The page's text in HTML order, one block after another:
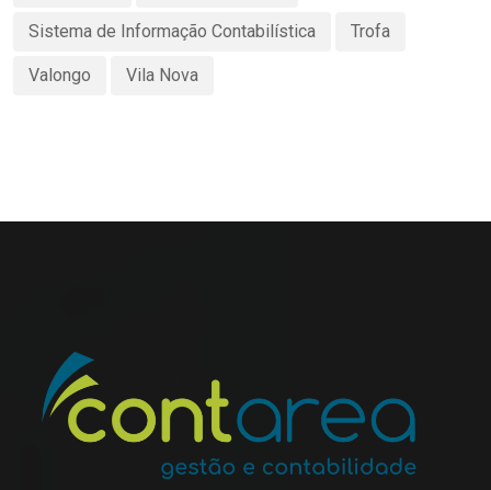
Sistema de Informação Contabilística Trofa
Valongo Vila Nova